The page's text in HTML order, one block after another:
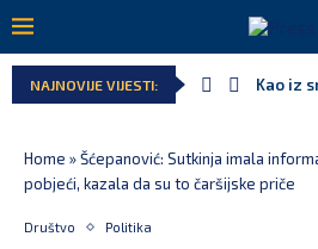
NAJNOVIJE VIJESTI: Kao iz
Home »Šćepanović: Sutkinja imala
pobjeći, kazala da su to čaršijske priče
Društvo Politika